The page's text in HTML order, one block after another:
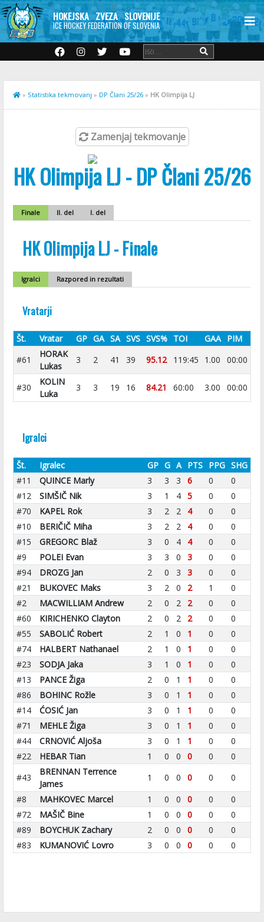
HOKEJSKA ZVEZA SLOVENIJE
ICE HOCKEY FEDERATION OF SLOVENIA
» Statistika tekmovanj » DP Člani 25/26 » HK Olimpija LJ
Zamenjaj tekmovanje
HK Olimpija LJ - DP Člani 25/26
Finale II. del I. del
HK Olimpija LJ - Finale
Igralci Razpored in rezultati
Vratarji
Št. Vratar GP GA SA SVS SVS% TOI GAA PIM
#61
HORAK
Lukas
3 2 41 39 95.12 119:45 1.00 00:00
#30
KOLIN
Luka
3 3 19 16 84.21 60:00 3.00 00:00
Igralci
Št. Igralec GP G A PTS PPG SHG
#11
QUINCE Marly 3 3 3 6 0
0
#12
SIMŠIČ Nik 3 1 4 5 0
0
#70
KAPEL Rok 3 2 2 4 0
0
#10
BERIČIČ Miha 3 2 2 4 0
0
#15
GREGORC Blaž 3 0 4 4 0
0
#9
POLEI Evan 3 3 0 3 0
0
#94
DROZG Jan 2 0 3 3 0
0
#21
BUKOVEC Maks 3 2 0 2 1
0
#2
MACWILLIAM Andrew 2 0 2 2 0
0
#60
KIRICHENKO Clayton 2 0 2 2 0
0
#55
SABOLIĆ Robert 2 1 0 1 0
0
#74
HALBERT Nathanael 2 1 0 1 0
0
#23
SODJA Jaka 3 1 0 1 0
0
#13
PANCE Žiga 2 0 1 1 0
0
#86
BOHINC Rožle 3 0 1 1 0
0
#14
ĆOSIĆ Jan 3 0 1 1 0
0
#71
MEHLE Žiga 3 0 1 1 0
0
#44
CRNOVIĆ Aljoša 3 0 1 1 0
0
#22
HEBAR Tian 1 0 0 0 0
0
#43
BRENNAN Terrence
James
1 0 0 0 0
0
#8
MAHKOVEC Marcel 1 0 0 0 0
0
#72
MAŠIČ Bine 1 0 0 0 0
0
#89
BOYCHUK Zachary 2 0 0 0 0
0
#83
KUMANOVIĆ Lovro 3 0 0 0 0 0